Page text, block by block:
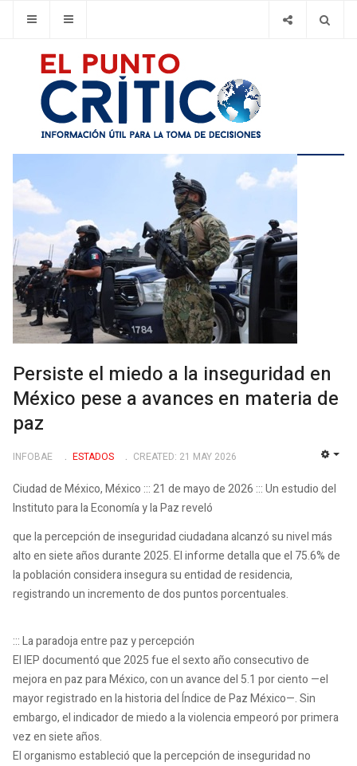
Persiste el miedo a la inseguridad en
México pese a avances en materia de
paz
INFOBAE ESTADOS CREATED: 21 MAY 2026
Ciudad de México, México ::: 21 de mayo de 2026 ::: Un estudio del
Instituto para la Economía y la Paz reveló
que la percepción de inseguridad ciudadana alcanzó su nivel más
alto en siete años durante 2025. El informe detalla que el 75.6% de
la población considera insegura su entidad de residencia,
registrando un incremento de dos puntos porcentuales.
::: La paradoja entre paz y percepción
El IEP documentó que 2025 fue el sexto año consecutivo de
mejora en paz para México, con un avance del 5.1 por ciento —el
mayor registrado en la historia del Índice de Paz México—. Sin
embargo, el indicador de miedo a la violencia empeoró por primera
vez en siete años.
El organismo estableció que la percepción de inseguridad no